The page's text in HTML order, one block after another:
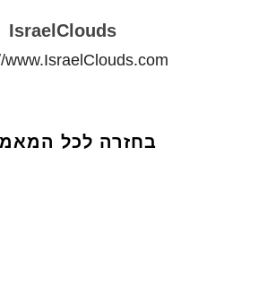
IsraelClouds
www.IsraelClouds.com
בחזרה לכל